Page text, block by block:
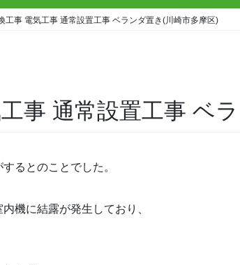
工事 電気工事 通常設置工事 ベランダ置き(川崎市多摩区)
事 通常設置工事 ベ
るとのことでした。
機に結露が発生しており、